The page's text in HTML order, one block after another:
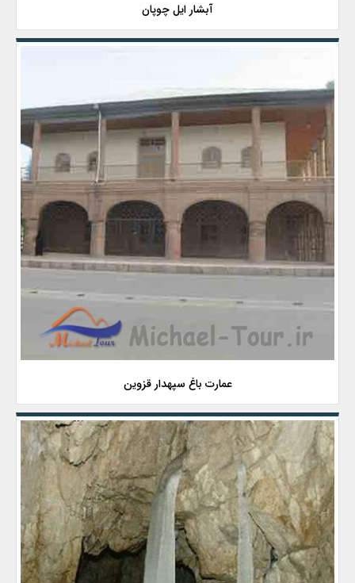
آبشار ایل چوپان
عمارت باغ سپهدار قزوین